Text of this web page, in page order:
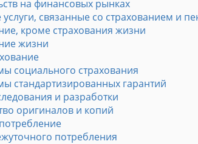
на финансовых рынках
связанные со страхованием и
кроме страхования жизни
жизни
социального страхования
стандартизированных гарантий
и разработки
оригиналов и копий
потребления